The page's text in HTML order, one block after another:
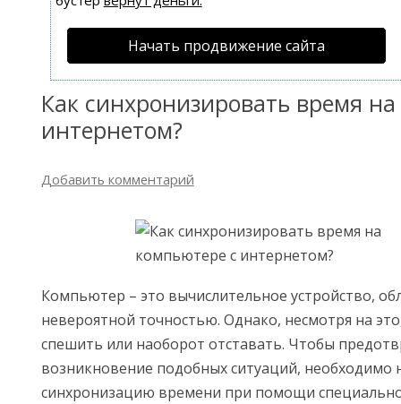
Начать продвижение сайта
Как синхронизировать время
интернетом?
Добавить комментарий
Компьютер – это вычислительное устройство,
невероятной точностью. Однако, несмотря на
спешить или наоборот отставать. Чтобы
возникновение подобных ситуаций, необходимо
синхронизацию времени при помощи